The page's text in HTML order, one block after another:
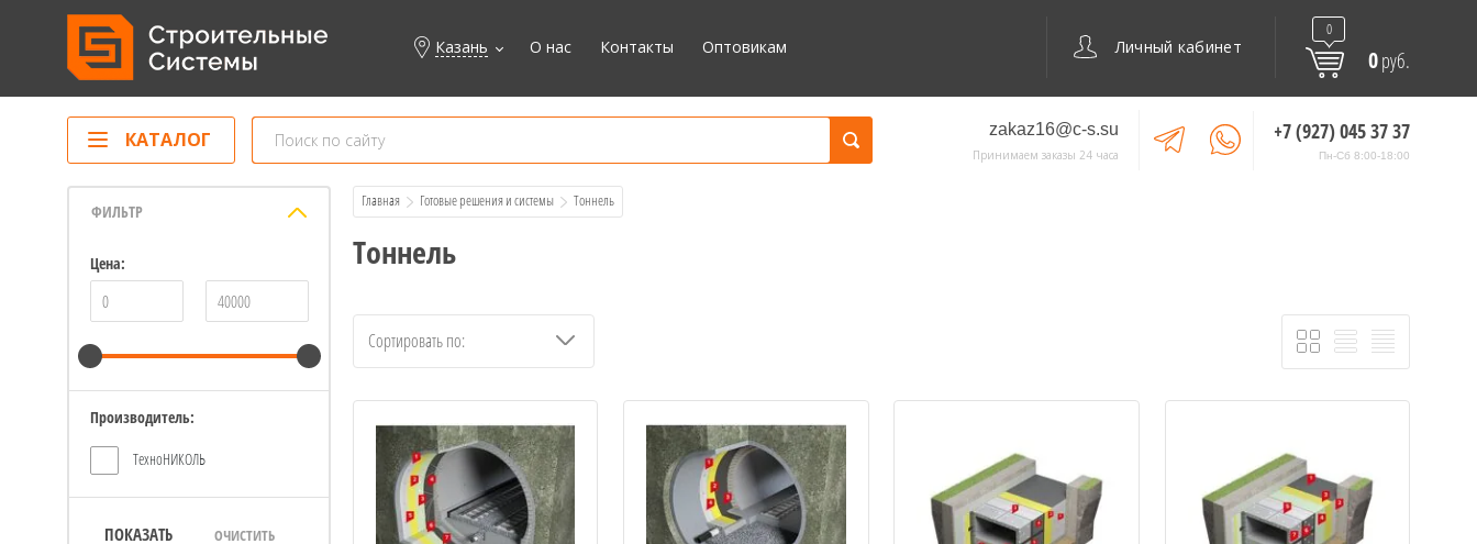
Казань О нас Контакты Оптовикам Личный кабинет
0
0руб.
КАТАЛОГ zakaz16@c-s.su
Принимаем заказы 24 часа
+7 (927) 045 37 37
Пн-Сб 8:00-18:00
ФИЛЬТР
Цена:
Производитель:
ТехноНИКОЛЬ
ПОКАЗАТЬ ОЧИСТИТЬ
Главная Готовые решения и системы
  Тоннель
Тоннель
Сортировать по: